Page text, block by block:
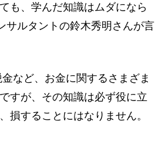
も、学んだ知識はムダになら
サルタントの鈴木秀明さんが言
など、お金に関するさまざま
すが、その知識は必ず役に立
損することにはなりません。